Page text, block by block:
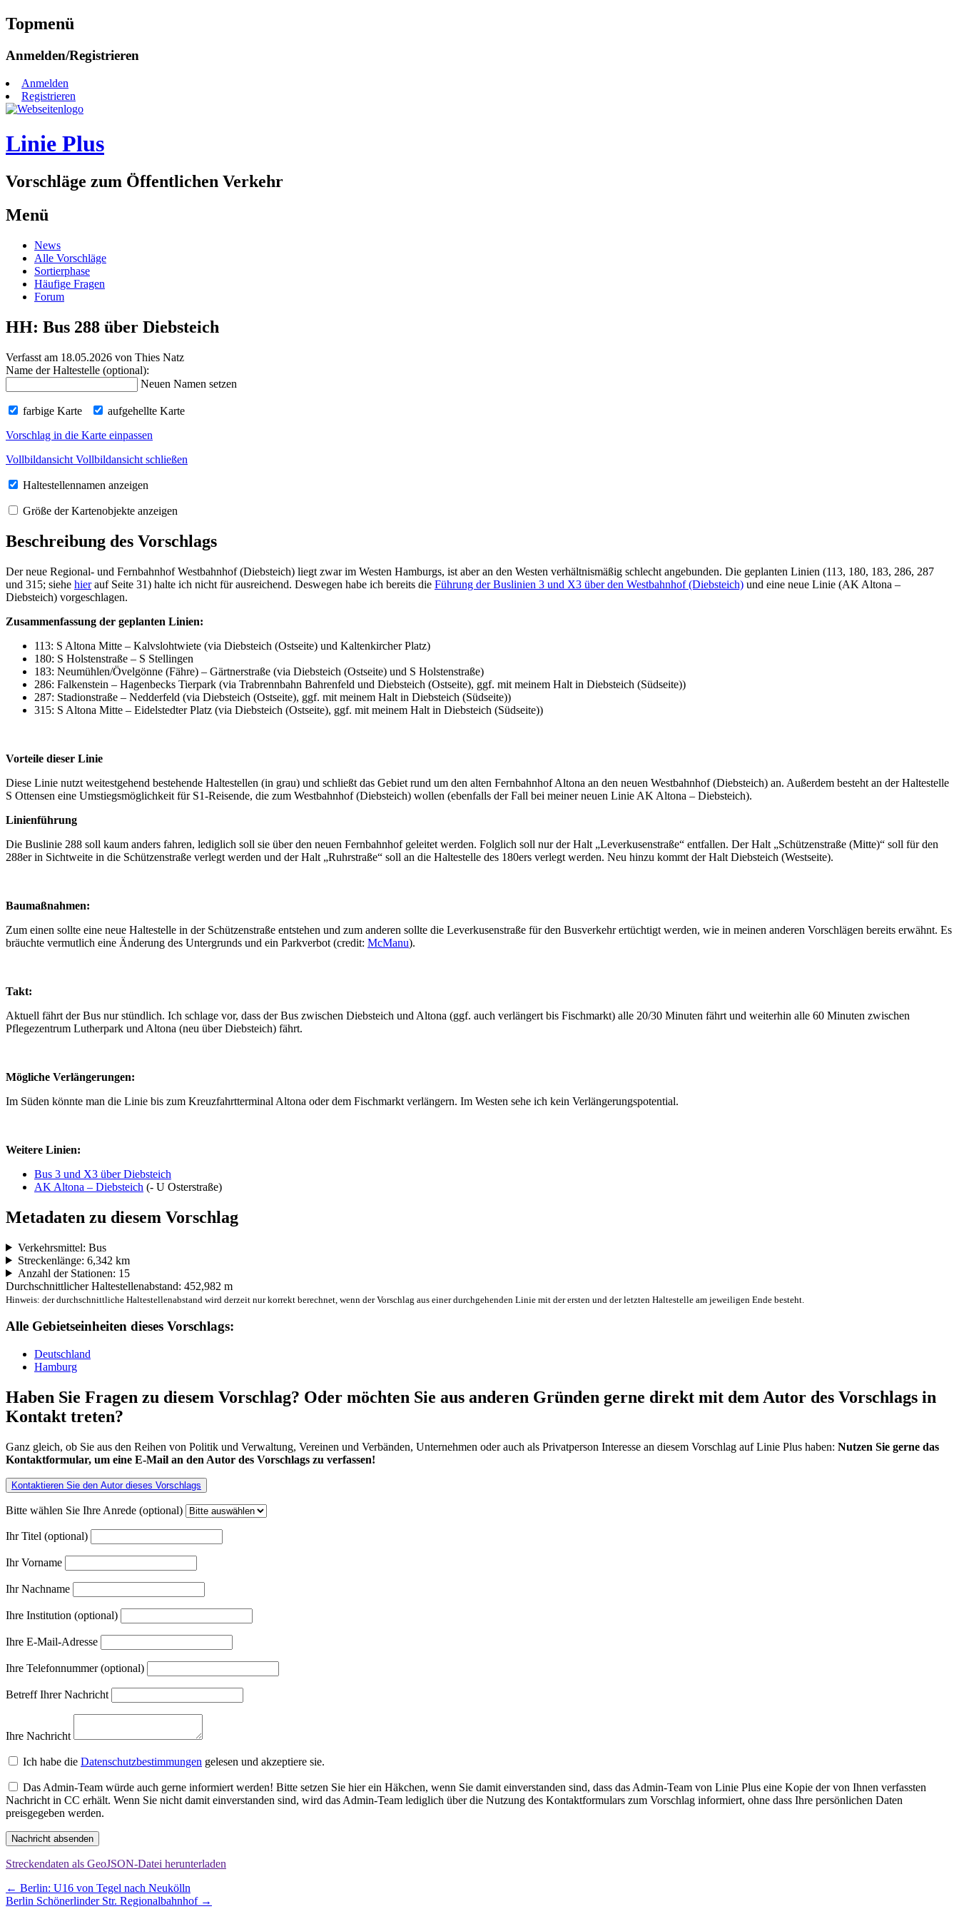
Topmenü
Zum
springen
Anmelden/Registrieren
Anmelden
Registrieren
Linie Plus
Vorschläge zum Öffentlichen Verkehr
Menü
Zum
Inhalt
springen
News
Alle Vorschläge
Sortierphase
Häufige Fragen
Forum
HH: Bus 288 über Diebsteich
Verfasst am 18.05.2026 von Thies Natz
Name der Haltestelle (optional):
Neuen Namen setzen
farbige Karte
aufgehellte Karte
Vorschlag in die Karte einpassen
Vollbildansicht Vollbildansicht schließen
Haltestellennamen anzeigen
Größe der Kartenobjekte anzeigen
Beschreibung des Vorschlags
Der neue Regional- und Fernbahnhof Westbahnhof (Diebsteich) liegt zwar im Westen Hamburgs, ist aber an den Westen verhältnismäßig schlecht angebunden. Die geplanten Linien (113, 180, 183, 286, 287
und 315; siehe hierauf Seite 31) halte ich nicht für ausreichend. Deswegen habe ich bereits die Führung der Buslinien 3 und X3 über den Westbahnhof (Diebsteich) und eine neue Linie (AK Altona –
Diebsteich) vorgeschlagen.
Zusammenfassung der geplanten Linien:
113: S Altona Mitte – Kalvslohtwiete (via Diebsteich (Ostseite) und Kaltenkircher Platz)
180: S Holstenstraße – S Stellingen
183: Neumühlen/Övelgönne (Fähre) – Gärtnerstraße (via Diebsteich (Ostseite) und S Holstenstraße)
286: Falkenstein – Hagenbecks Tierpark (via Trabrennbahn Bahrenfeld und Diebsteich (Ostseite), ggf. mit meinem Halt in Diebsteich (Südseite))
287: Stadionstraße – Nedderfeld (via Diebsteich (Ostseite), ggf. mit meinem Halt in Diebsteich (Südseite))
315: S Altona Mitte – Eidelstedter Platz (via Diebsteich (Ostseite), ggf. mit meinem Halt in Diebsteich (Südseite))
Vorteile dieser Linie
Diese Linie nutzt weitestgehend bestehende Haltestellen (in grau) und schließt das Gebiet rund um den alten Fernbahnhof Altona an den neuen Westbahnhof (Diebsteich) an. Außerdem besteht an der Haltestelle
S Ottensen eine Umstiegsmöglichkeit für S1-Reisende, die zum Westbahnhof (Diebsteich) wollen (ebenfalls der Fall bei meiner neuen Linie AK Altona – Diebsteich).
Linienführung
Die Buslinie 288 soll kaum anders fahren, lediglich soll sie über den neuen Fernbahnhof geleitet werden. Folglich soll nur der Halt „Leverkusenstraße“ entfallen. Der Halt „Schützenstraße (Mitte)“ soll für den
288er in Sichtweite in die Schützenstraße verlegt werden und der Halt „Ruhrstraße“ soll an die Haltestelle des 180ers verlegt werden. Neu hinzu kommt der Halt Diebsteich (Westseite).
Baumaßnahmen:
Zum einen sollte eine neue Haltestelle in der Schützenstraße entstehen und zum anderen sollte die Leverkusenstraße für den Busverkehr ertüchtigt werden, wie in meinen anderen Vorschlägen bereits erwähnt. Es
bräuchte vermutlich eine Änderung des Untergrunds und ein Parkverbot (credit: McManu).
Takt:
Aktuell fährt der Bus nur stündlich. Ich schlage vor, dass der Bus zwischen Diebsteich und Altona (ggf. auch verlängert bis Fischmarkt) alle 20/30 Minuten fährt und weiterhin alle 60 Minuten zwischen
Pflegezentrum Lutherpark und Altona (neu über Diebsteich) fährt.
Mögliche Verlängerungen:
Im Süden könnte man die Linie bis zum Kreuzfahrtterminal Altona oder dem Fischmarkt verlängern. Im Westen sehe ich kein Verlängerungspotential.
Weitere Linien:
Bus 3 und X3 über Diebsteich
AK Altona – Diebsteich (- U Osterstraße)
Metadaten zu diesem Vorschlag
Verkehrsmittel: Bus
Streckenlänge: 6,342 km
Anzahl der Stationen: 15
Durchschnittlicher Haltestellenabstand: 452,982 m
Hinweis: der durchschnittliche Haltestellenabstand wird derzeit nur korrekt berechnet, wenn der Vorschlag aus einer durchgehenden Linie mit der ersten und der letzten Haltestelle am jeweiligen Ende besteht.
Alle Gebietseinheiten dieses Vorschlags:
Deutschland
Hamburg
Haben Sie Fragen zu diesem Vorschlag? Oder möchten Sie aus anderen Gründen gerne direkt mit dem Autor des Vorschlags in
Kontakt treten?
Ganz gleich, ob Sie aus den Reihen von Politik und Verwaltung, Vereinen und Verbänden, Unternehmen oder auch als Privatperson Interesse an diesem Vorschlag auf Linie Plus haben: Nutzen Sie gerne das
Kontaktformular, um eine E-Mail an den Autor des Vorschlags zu verfassen!
Kontaktieren Sie den Autor dieses Vorschlags
Bitte wählen Sie Ihre Anrede (optional)
Ihr Titel (optional)
Ihr Vorname
Ihr Nachname
Ihre Institution (optional)
Ihre E-Mail-Adresse
Ihre Telefonnummer (optional)
Betreff Ihrer Nachricht
Ihre Nachricht
Ich habe die Datenschutzbestimmungen gelesen und akzeptiere sie.
Das Admin-Team würde auch gerne informiert werden! Bitte setzen Sie hier ein Häkchen, wenn Sie damit einverstanden sind, dass das Admin-Team von Linie Plus eine Kopie der von Ihnen verfassten
Nachricht in CC erhält. Wenn Sie nicht damit einverstanden sind, wird das Admin-Team lediglich über die Nutzung des Kontaktformulars zum Vorschlag informiert, ohne dass Ihre persönlichen Daten
preisgegeben werden.
Nachricht absenden
Streckendaten als GeoJSON-Datei herunterladen
Beitragsnavigation
← Berlin: U16 von Tegel nach Neukölln
Berlin Schönerlinder Str. Regionalbahnhof →